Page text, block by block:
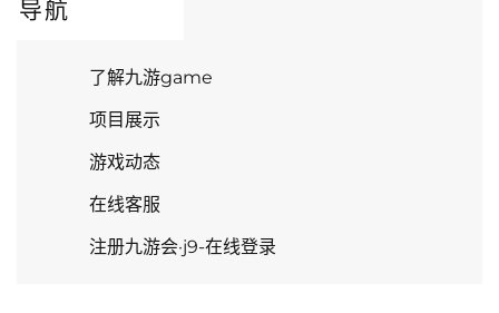
导航
了解九游game
项目展示
游戏动态
在线客服
注册九游会·j9-在线登录